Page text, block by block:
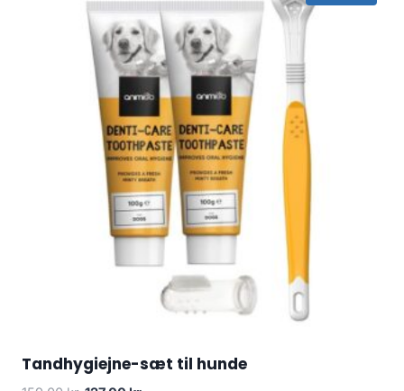
Tandhygiejne-sæt til hunde